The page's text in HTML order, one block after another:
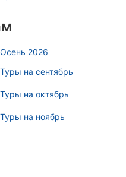
Осень 2026
Туры на сентябрь
Туры на октябрь
Туры на ноябрь